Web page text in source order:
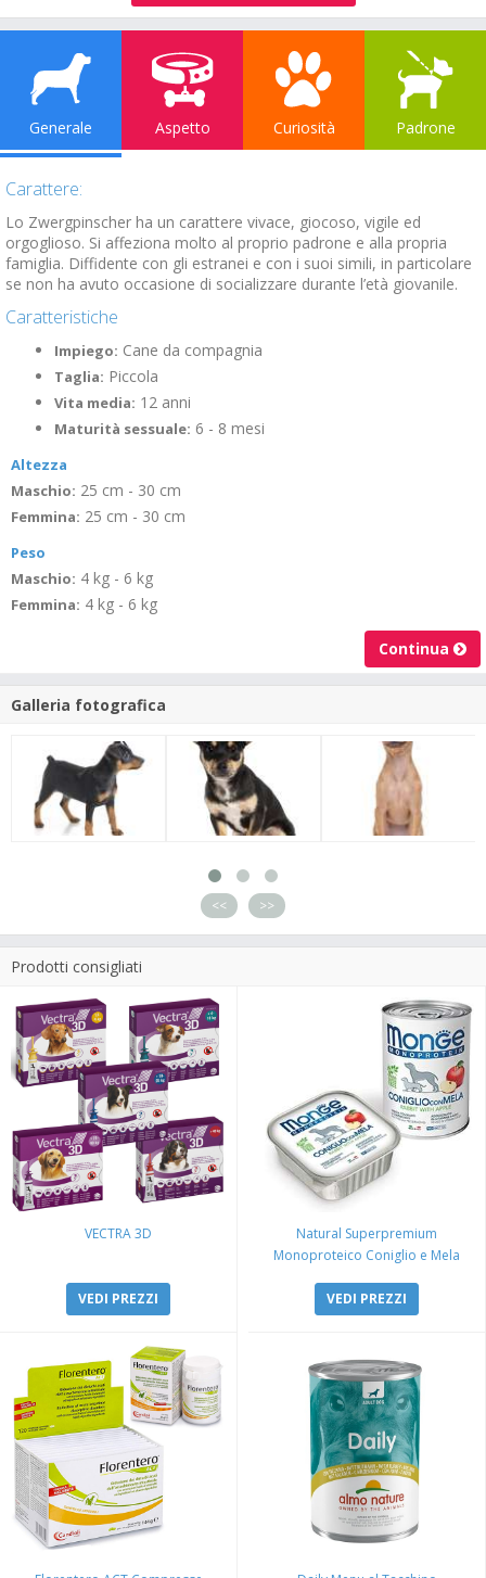
Generale Aspetto Curiosità Padrone
Carattere:
Lo Zwergpinscher ha un carattere vivace, giocoso, vigile ed
orgoglioso. Si affeziona molto al proprio padrone e alla propria
famiglia. Diffidente con gli estranei e con i suoi simili, in particolare
se non ha avuto occasione di socializzare durante l’età giovanile.
Caratteristiche
Impiego: Cane da compagnia
Taglia: Piccola
Vita media: 12 anni
Maturità sessuale: 6 - 8 mesi
Altezza
Maschio: 25 cm - 30 cm
Femmina: 25 cm - 30 cm
Peso
Maschio: 4 kg - 6 kg
Femmina: 4 kg - 6 kg
Continua
Galleria fotografica
<< >>
Prodotti consigliati
VECTRA 3D
VEDI PREZZI
Natural Superpremium
Monoproteico Coniglio e Mela
VEDI PREZZI